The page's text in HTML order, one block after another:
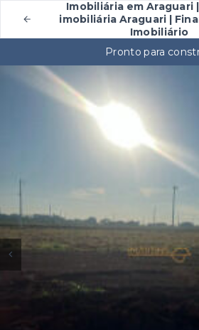
Imobiliária em Araguari
imobiliária Araguari |
Imobiliário
Pronto para